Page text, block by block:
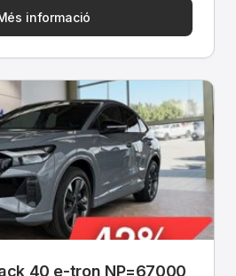
informació
40 e-tron NP=67000